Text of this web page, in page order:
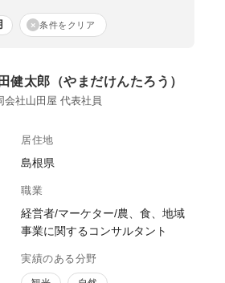
× 条件をクリア
健太郎（やまだけんたろう）
会社山田屋 代表社員
居住地
島根県
職業
経営者/マーケター/農、食、地域
事業に関するコンサルタント
実績のある分野